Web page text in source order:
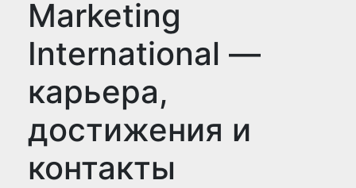
Marketing
International —
карьера,
достижения и
контакты